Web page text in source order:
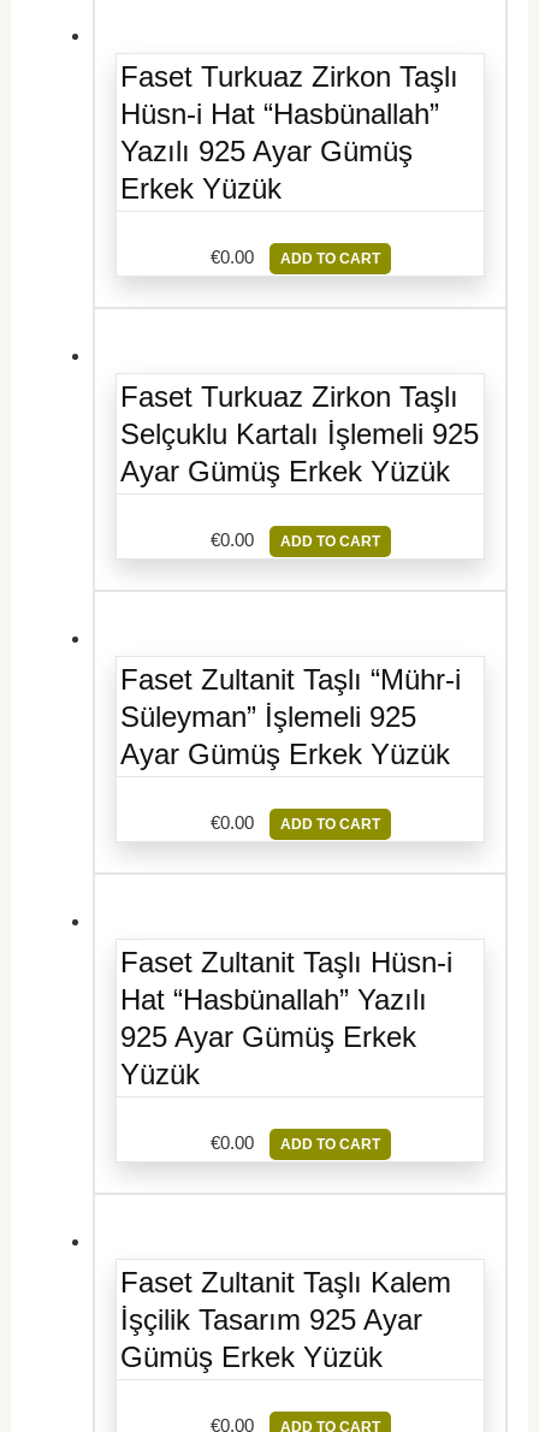
Faset Turkuaz Zirkon Taşlı
Hüsn-i Hat “Hasbünallah”
Yazılı 925 Ayar Gümüş
Erkek Yüzük
€0.00 ADD TO CART
Faset Turkuaz Zirkon Taşlı
Selçuklu Kartalı İşlemeli 925
Ayar Gümüş Erkek Yüzük
€0.00 ADD TO CART
Faset Zultanit Taşlı “Mühr-i
Süleyman” İşlemeli 925
Ayar Gümüş Erkek Yüzük
€0.00 ADD TO CART
Faset Zultanit Taşlı Hüsn-i
Hat “Hasbünallah” Yazılı
925 Ayar Gümüş Erkek
Yüzük
€0.00 ADD TO CART
Faset Zultanit Taşlı Kalem
İşçilik Tasarım 925 Ayar
Gümüş Erkek Yüzük
€0.00 ADD TO CART